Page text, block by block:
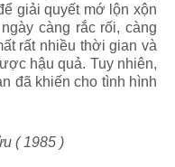
giải quyết mớ lộn xộn
càng rắc rối, càng
rất nhiều thời gian và
hậu quả. Tuy nhiên,
đã khiến cho tình hình
( 1985 )